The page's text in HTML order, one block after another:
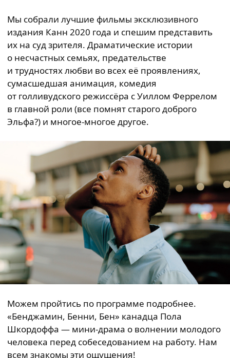
Мы собрали лучшие фильмы эксклюзивного
издания Канн 2020 года и спешим представить
их на суд зрителя. Драматические истории
о несчастных семьях, предательстве
и трудностях любви во всех её проявлениях,
сумасшедшая анимация, комедия
от голливудского режиссёра с Уиллом Феррелом
в главной роли (все помнят старого доброго
Эльфа?) и многое-многое другое.
Можем пройтись по программе подробнее.
«Бенджамин, Бенни, Бен» канадца Пола
Шкордоффа — мини-драма о волнении молодого
человека перед собеседованием на работу. Нам
всем знакомы эти ощущения!